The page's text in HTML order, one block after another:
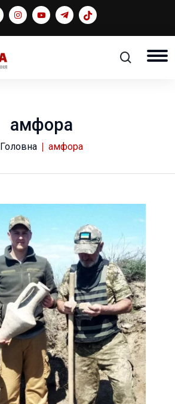
амфора
Головна амфора